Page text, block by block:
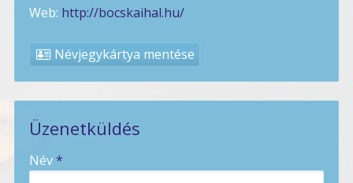
Web: http://bocskaihal.hu/
Névjegykártya mentése
Üzenetküldés
Név*